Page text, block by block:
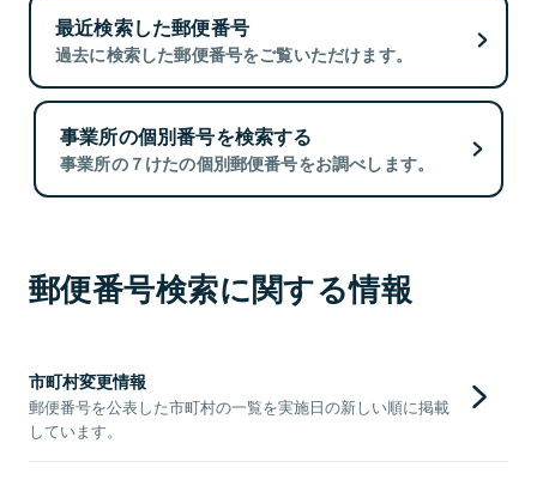
最近検索した郵便番号
過去に検索した郵便番号をご覧いただけます。
事業所の個別番号を検索する
事業所の７けたの個別郵便番号をお調べします。
郵便番号検索に関する情報
市町村変更情報
郵便番号を公表した市町村の一覧を実施日の新しい順に掲載
しています。